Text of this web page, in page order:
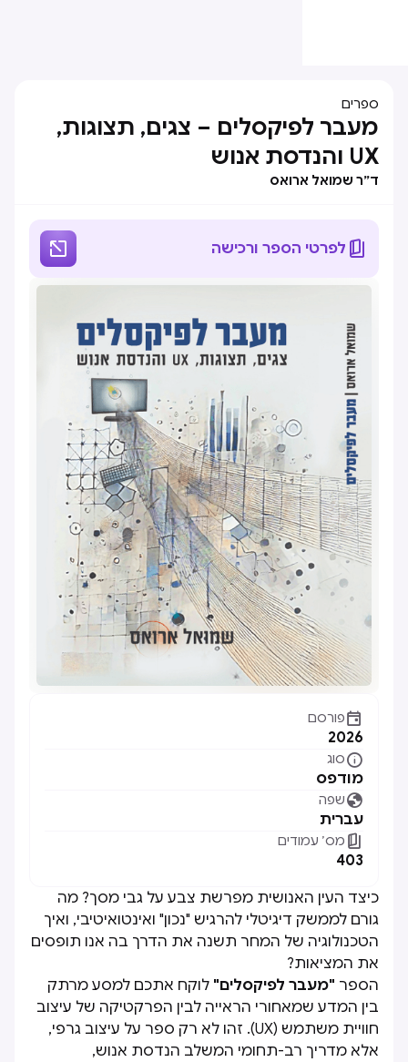
ספרים
מעבר לפיקסלים – צגים, תצוגות,
UX והנדסת אנוש
ד״ר שמואל ארואס
 לפרטי הספר ורכישה 
פורסם
2026
סוג
מודפס
שפה
עברית
 מס׳ עמודים
403
כיצד העין האנושית מפרשת צבע על גבי מסך? מה
גורם לממשק דיגיטלי להרגיש "נכון" ואינטואיטיבי, ואיך
הטכנולוגיה של המחר תשנה את הדרך בה אנו תופסים
את המציאות?
הספר "מעבר לפיקסלים" לוקח אתכם למסע מרתק
בין המדע שמאחורי הראייה לבין הפרקטיקה של עיצוב
חוויית משתמש (UX). זהו לא רק ספר על עיצוב גרפי,
אלא מדריך רב-תחומי המשלב הנדסת אנוש,